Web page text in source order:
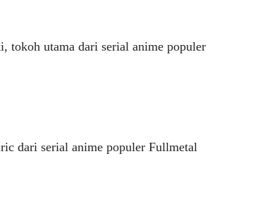
tokoh utama dari serial anime populer
dari serial anime populer Fullmetal